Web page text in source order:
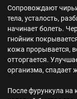
Сопровождают
тела, усталость,
начинает болеть.
гнойник
кожа прорывается,
отторгается.
организма, спадает
После фурункула на